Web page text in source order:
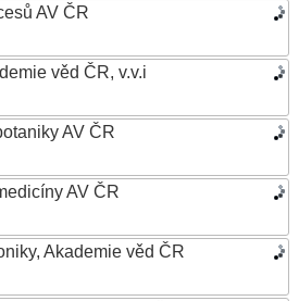
AV ČR
věd ČR, v.v.i
AV ČR
AV ČR
Akademie věd ČR